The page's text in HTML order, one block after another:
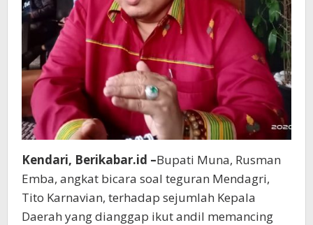
Kendari, Berikabar.id –Bupati Muna, Rusman
Emba, angkat bicara soal teguran Mendagri,
Tito Karnavian, terhadap sejumlah Kepala
Daerah yang dianggap ikut andil memancing